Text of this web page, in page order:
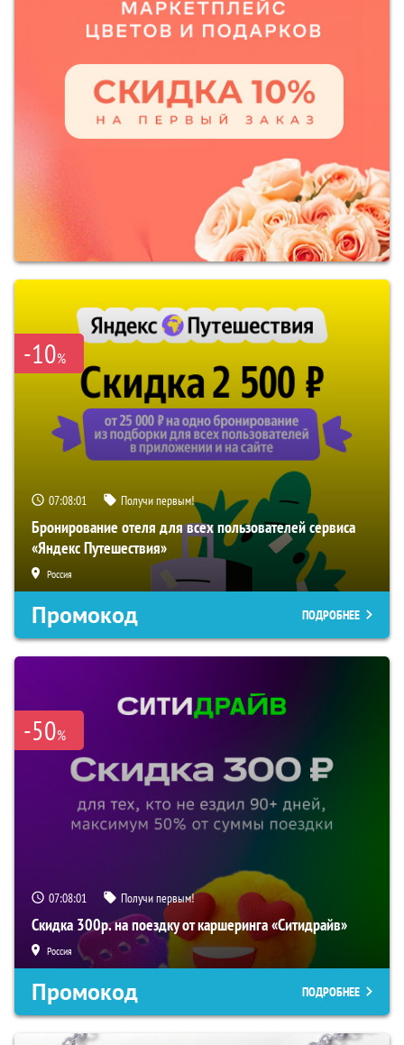
-10%
07:07:59 Получи первым!
Бронирование отеля для всех пользователей сервиса
«Яндекс Путешествия»
Россия
Промокод ПОДРОБНЕЕ
-50%
07:07:59 Получи первым!
Скидка 300р. на поездку от каршеринга «Ситидрайв»
Россия
Промокод ПОДРОБНЕЕ